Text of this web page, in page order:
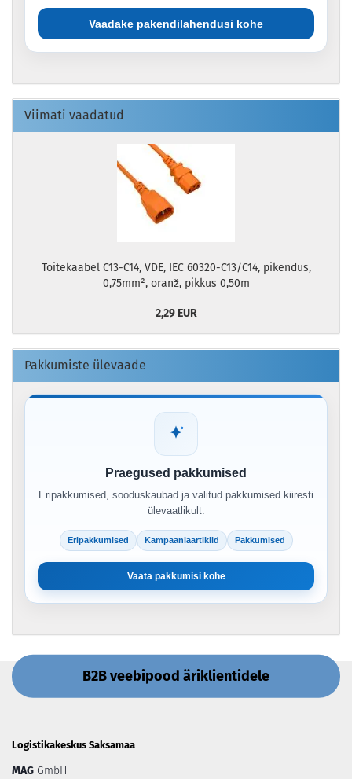
Vaadake pakendilahendusi kohe
Viimati vaadatud
Toitekaabel C13-C14, VDE, IEC 60320-C13/C14, pikendus,
0,75mm², oranž, pikkus 0,50m
2,29 EUR
Pakkumiste ülevaade
Praegused pakkumised
Eripakkumised, sooduskaubad ja valitud pakkumised kiiresti
ülevaatlikult.
Eripakkumised Kampaaniaartiklid Pakkumised
Vaata pakkumisi kohe
B2B veebipood äriklientidele
Logistikakeskus Saksamaa
MAG GmbH